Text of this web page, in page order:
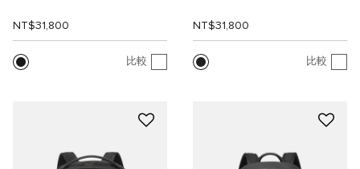
NT$31,800
比較
NT$31,800
比較